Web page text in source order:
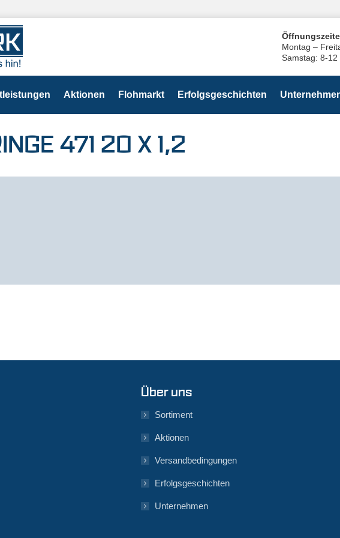
Montag –
Samstag: 8-12
Aktionen Flohmarkt Erfolgsgeschichten
471 20 X 1,2
Über uns
Sortiment
Aktionen
Versandbedingungen
Erfolgsgeschichten
Unternehmen